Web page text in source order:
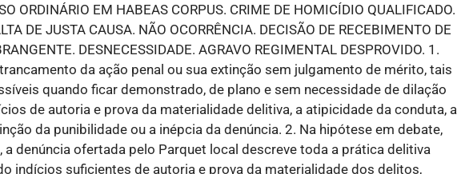
ORDINÁRIO EM HABEAS CORPUS. CRIME DE HOMICÍDIO QUALIFICADO.
DE JUSTA CAUSA. NÃO OCORRÊNCIA. DECISÃO DE RECEBIMENTO DE
DESNECESSIDADE. AGRAVO REGIMENTAL DESPROVIDO. 1.
da ação penal ou sua extinção sem julgamento de mérito, tais
quando ficar demonstrado, de plano e sem necessidade de dilação
de autoria e prova da materialidade delitiva, a atipicidade da conduta, a
da punibilidade ou a inépcia da denúncia. 2. Na hipótese em debate,
a denúncia ofertada pelo Parquet local descreve toda a prática delitiva
indícios suficientes de autoria e prova da materialidade dos delitos,